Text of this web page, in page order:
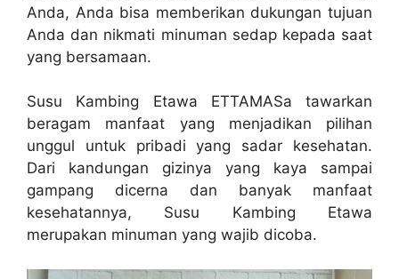
Anda, Anda bisa memberikan dukungan tujuan
Anda dan nikmati minuman sedap kepada saat
yang bersamaan.
Susu Kambing Etawa ETTAMASa tawarkan
beragam manfaat yang menjadikan pilihan
unggul untuk pribadi yang sadar kesehatan.
Dari kandungan gizinya yang kaya sampai
gampang dicerna dan banyak manfaat
kesehatannya, Susu Kambing Etawa
merupakan minuman yang wajib dicoba.